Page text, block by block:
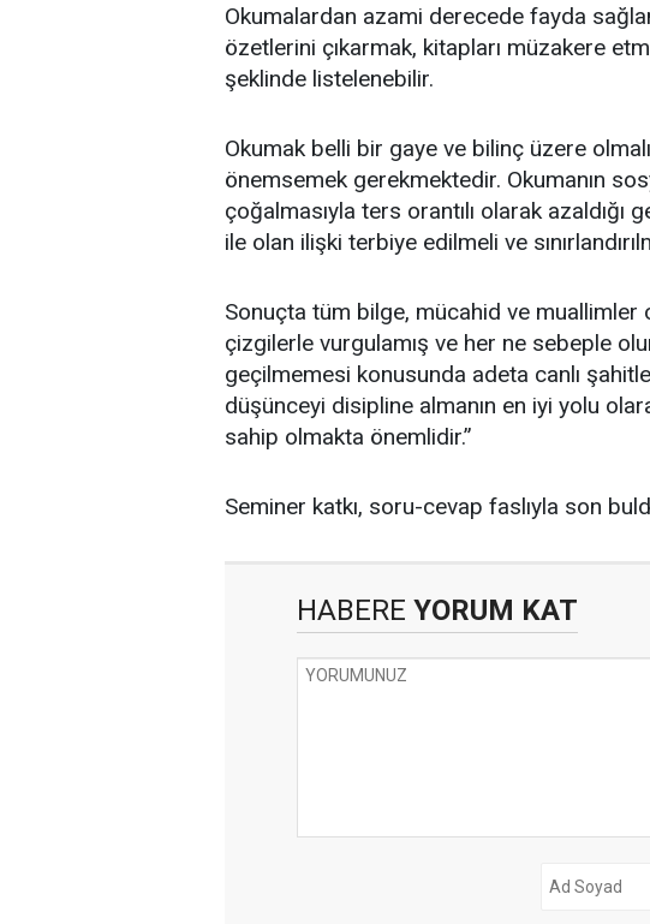
Okumalardan azami derecede fayda
özetlerini çıkarmak, kitapları müzakere
şeklinde listelenebilir.
Okumak belli bir gaye ve bilinç üzere
önemsemek gerekmektedir. Okumanın
çoğalmasıyla ters orantılı olarak
ile olan ilişki terbiye edilmeli ve
Sonuçta tüm bilge, mücahid ve muallimler
çizgilerle vurgulamış ve her ne sebeple
geçilmemesi konusunda adeta canlı
düşünceyi disipline almanın en iyi yolu
sahip olmakta önemlidir.”
Seminer katkı, soru-cevap faslıyla son
HABERE YORUM KAT